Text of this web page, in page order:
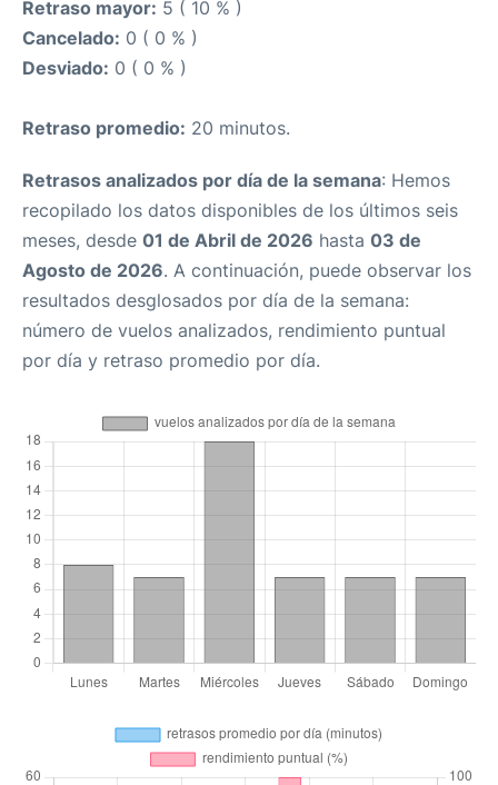
Retraso mayor: 5 ( 10 % )
Cancelado: 0 ( 0 % )
Desviado: 0 ( 0 % )
Retraso promedio: 20 minutos.
Retrasos analizados por día de la semana: Hemos
recopilado los datos disponibles de los últimos seis
meses, desde 01 de Abril de 2026 hasta 03 de
Agosto de 2026. A continuación, puede observar los
resultados desglosados por día de la semana:
número de vuelos analizados, rendimiento puntual
por día y retraso promedio por día.